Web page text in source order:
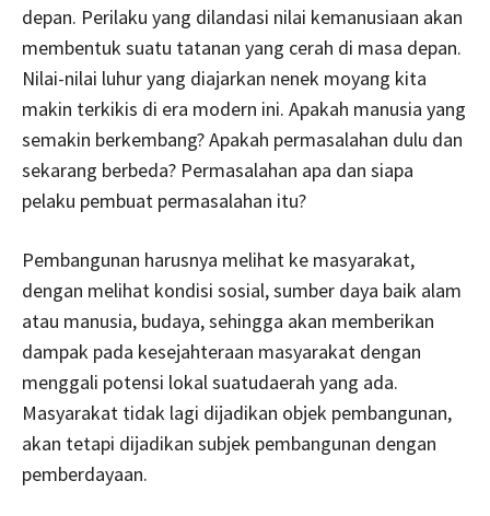
depan. Perilaku yang dilandasi nilai kemanusiaan akan
membentuk suatu tatanan yang cerah di masa depan.
Nilai-nilai luhur yang diajarkan nenek moyang kita
makin terkikis di era modern ini. Apakah manusia yang
semakin berkembang? Apakah permasalahan dulu dan
sekarang berbeda? Permasalahan apa dan siapa
pelaku pembuat permasalahan itu?
Pembangunan harusnya melihat ke masyarakat,
dengan melihat kondisi sosial, sumber daya baik alam
atau manusia, budaya, sehingga akan memberikan
dampak pada kesejahteraan masyarakat dengan
menggali potensi lokal suatudaerah yang ada.
Masyarakat tidak lagi dijadikan objek pembangunan,
akan tetapi dijadikan subjek pembangunan dengan
pemberdayaan.